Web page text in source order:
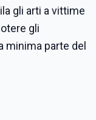
gli arti a vittime
gli
minima parte del